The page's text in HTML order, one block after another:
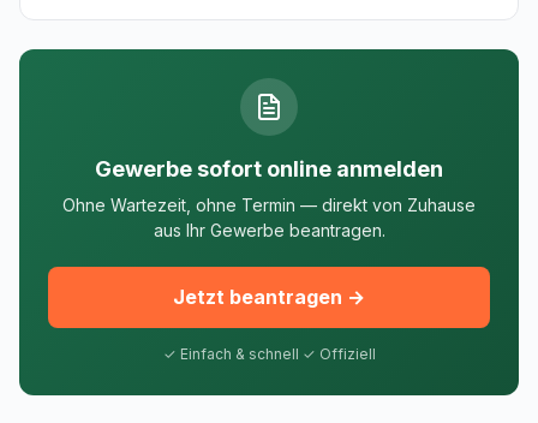
Gewerbe sofort online anmelden
Ohne Wartezeit, ohne Termin — direkt von Zuhause
aus Ihr Gewerbe beantragen.
Jetzt beantragen →
✓ Einfach & schnell ✓ Offiziell